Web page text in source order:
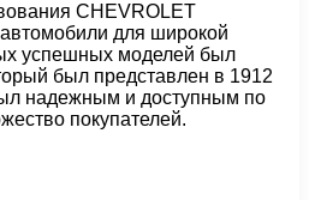
CHEVROLET
для широкой
успешных моделей был
был представлен в 1912
надежным и доступным по
покупателей.